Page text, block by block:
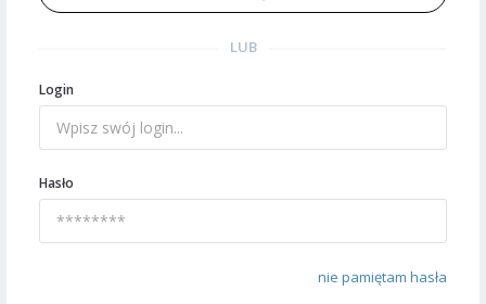
LUB
Login
Hasło
nie pamiętam hasła